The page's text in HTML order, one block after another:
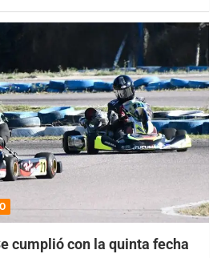
cumplió con la quinta fecha